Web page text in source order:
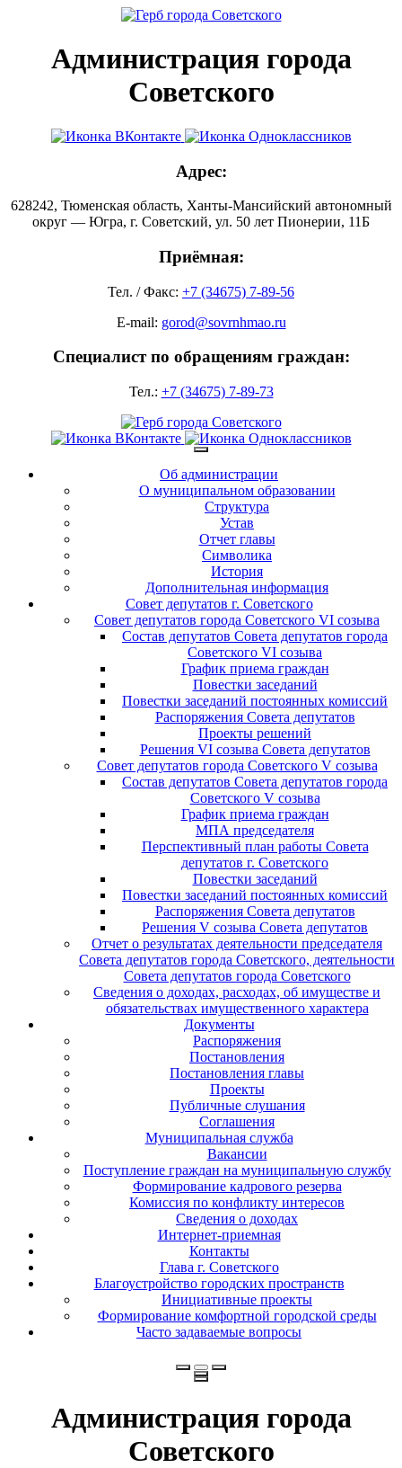
Администрация города
Советского
Адрес:
628242, Тюменская область, Ханты-Мансийский автономный
округ — Югра, г. Советский, ул. 50 лет Пионерии, 11Б
Приёмная:
Тел. / Факс: +7 (34675) 7-89-56
E-mail: gorod@sovrnhmao.ru
Специалист по обращениям граждан:
Тел.: +7 (34675) 7-89-73
Об администрации
О муниципальном образовании
Структура
Устав
Отчет главы
Символика
История
Дополнительная информация
Совет депутатов г. Советского
Совет депутатов города Советского VI созыва
Состав депутатов Совета депутатов города
Советского VI созыва
График приема граждан
Повестки заседаний
Повестки заседаний постоянных комиссий
Распоряжения Совета депутатов
Проекты решений
Решения VI созыва Совета депутатов
Совет депутатов города Советского V созыва
Состав депутатов Совета депутатов города
Советского V созыва
График приема граждан
МПА председателя
Перспективный план работы Совета
депутатов г. Советского
Повестки заседаний
Повестки заседаний постоянных комиссий
Распоряжения Совета депутатов
Решения V созыва Совета депутатов
Отчет о результатах деятельности председателя
Совета депутатов города Советского, деятельности
Совета депутатов города Советского
Сведения о доходах, расходах, об имуществе и
обязательствах имущественного характера
Документы
Распоряжения
Постановления
Постановления главы
Проекты
Публичные слушания
Соглашения
Муниципальная служба
Вакансии
Поступление граждан на муниципальную службу
Формирование кадрового резерва
Комиссия по конфликту интересов
Сведения о доходах
Интернет-приемная
Контакты
Глава г. Советского
Благоустройство городских пространств
Инициативные проекты
Формирование комфортной городской среды
Часто задаваемые вопросы
Администрация города
Советского